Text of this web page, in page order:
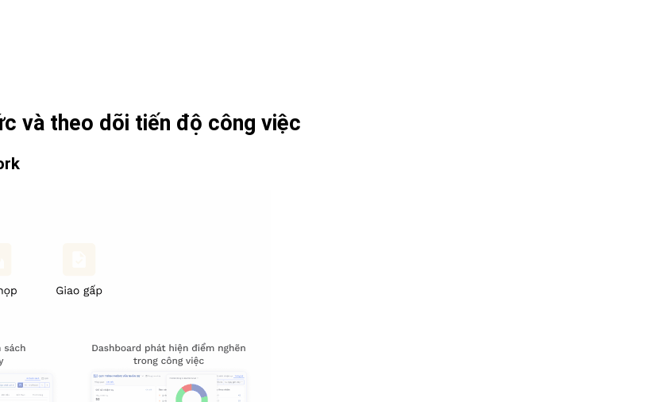
và theo dõi tiến độ công việc